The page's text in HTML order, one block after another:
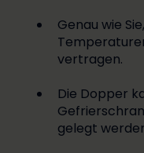
Genau wie
vertragen.
Die Dopper
gelegt